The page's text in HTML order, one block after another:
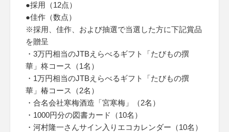
●採用（12点）
●佳作（数点）
※採用、佳作、および抽選で当選した方に下記賞品
を贈呈
・3万円相当のJTBえらべるギフト「たびもの撰
華」柊コース（1名）
・1万円相当のJTBえらべるギフト「たびもの撰
華」椿コース（2名）
・合名会社寒梅酒造「宮寒梅」（2名）
・1000円分の図書カード（10名）
・河村隆一さんサイン入りエコカレンダー（10名）